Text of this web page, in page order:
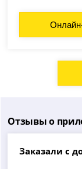
Отзывы о
Заказали с